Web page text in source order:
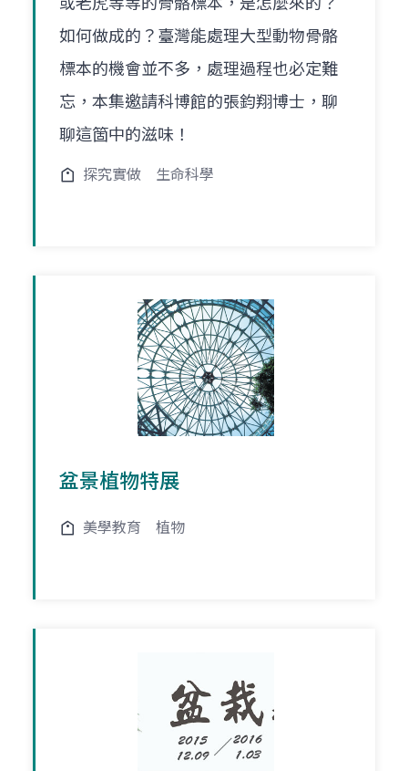
如何做成的？臺灣能處理大型動物骨骼
標本的機會並不多，處理過程也必定難
忘，本集邀請科博館的張鈞翔博士，聊
聊這箇中的滋味！
探究實做 生命科學
盆景植物特展
美學教育 植物